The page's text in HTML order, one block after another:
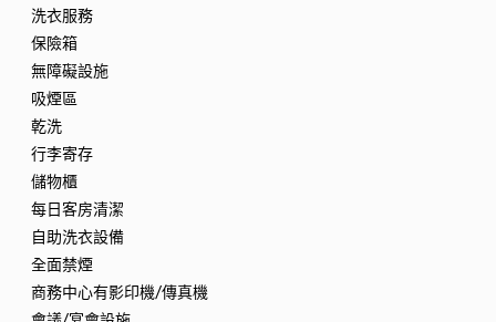
洗衣服務
保險箱
無障礙設施
吸煙區
乾洗
行李寄存
儲物櫃
每日客房清潔
自助洗衣設備
全面禁煙
商務中心有影印機/傳真機